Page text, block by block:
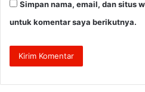
Simpan nama, email, dan situs
untuk komentar saya berikutnya.